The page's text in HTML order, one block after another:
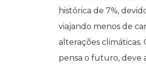
histórica de 7%,
viajando menos de
alterações climáticas.
pensa o futuro, deve